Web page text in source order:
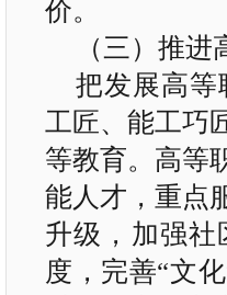
价。
（三）推
把发展高等
工匠、能工巧
等教育。高等
能人才，重点
升级，加强社
度，完善“文